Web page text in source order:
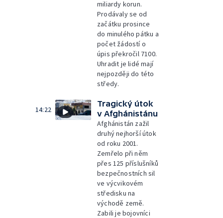
miliardy korun.
Prodávaly se od
začátku prosince
do minulého pátku a
počet žádostí o
úpis překročil 7100.
Uhradit je lidé mají
nejpozději do této
středy.
14:22
Tragický útok
v Afghánistánu
Afghánistán zažil
druhý nejhorší útok
od roku 2001.
Zemřelo při něm
přes 125 příslušníků
bezpečnostních sil
ve výcvikovém
středisku na
východě země.
Zabili je bojovníci